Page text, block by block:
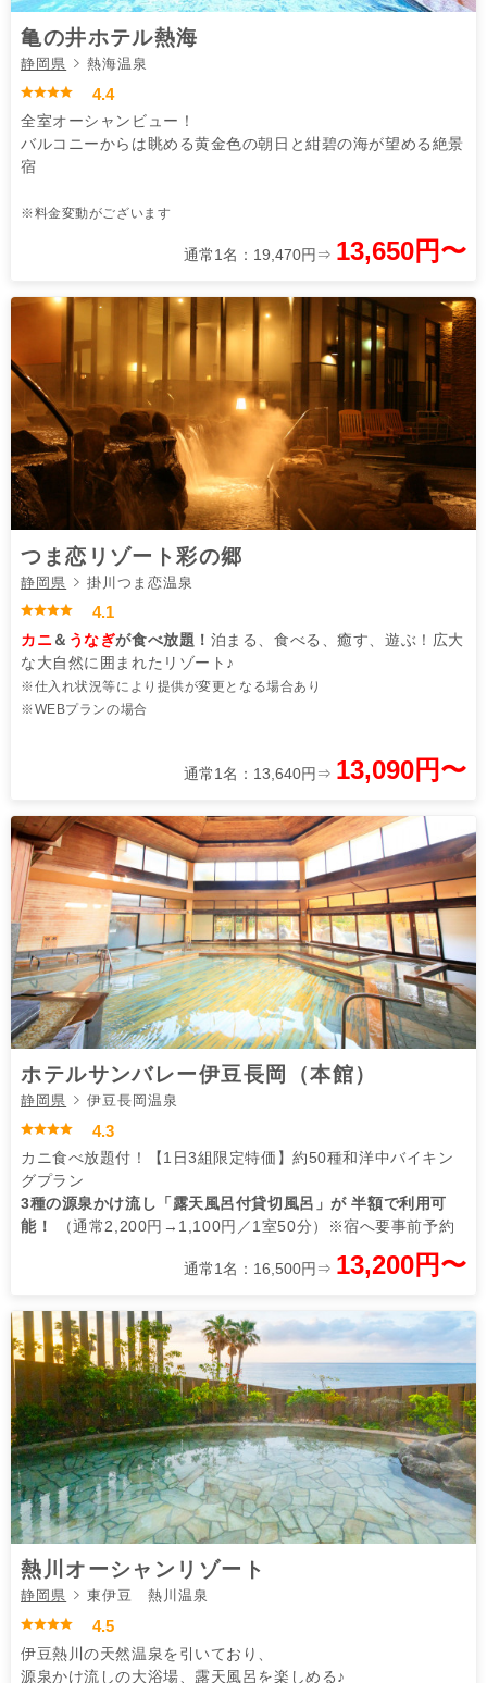
亀の井ホテル熱海
静岡県 熱海温泉
4.4
全室オーシャンビュー！
バルコニーからは眺める黄金色の朝日と紺碧の海が望める絶景
宿
※料金変動がございます
通常1名：19,470円⇒ 13,650円〜
つま恋リゾート彩の郷
静岡県 掛川つま恋温泉
4.1
カニ ＆ うなぎが食べ放題！ 泊まる、食べる、癒す、遊ぶ！広大
な大自然に囲まれたリゾート♪
※仕入れ状況等により提供が変更となる場合あり
※WEBプランの場合
通常1名：13,640円⇒ 13,090円〜
ホテルサンバレー伊豆長岡（本館）
静岡県 伊豆長岡温泉
4.3
カニ食べ放題付！【1日3組限定特価】約50種和洋中バイキン
グプラン
3種の源泉かけ流し「露天風呂付貸切風呂」が 半額で利用可
能！
（通常2,200円→1,100円／1室50分）※宿へ要事前予約
通常1名：16,500円⇒ 13,200円〜
熱川オーシャンリゾート
静岡県 東伊豆 熱川温泉
4.5
伊豆熱川の天然温泉を引いており、
源泉かけ流しの大浴場、露天風呂を楽しめる♪